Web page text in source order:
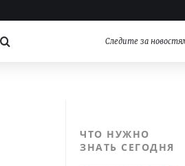
Следите за
ЧТО НУЖНО
ЗНАТЬ СЕГОДНЯ